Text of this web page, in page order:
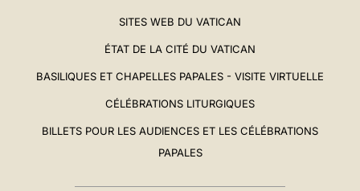
SITES WEB DU VATICAN
ÉTAT DE LA CITÉ DU VATICAN
BASILIQUES ET CHAPELLES PAPALES - VISITE VIRTUELLE
CÉLÉBRATIONS LITURGIQUES
BILLETS POUR LES AUDIENCES ET LES CÉLÉBRATIONS
PAPALES